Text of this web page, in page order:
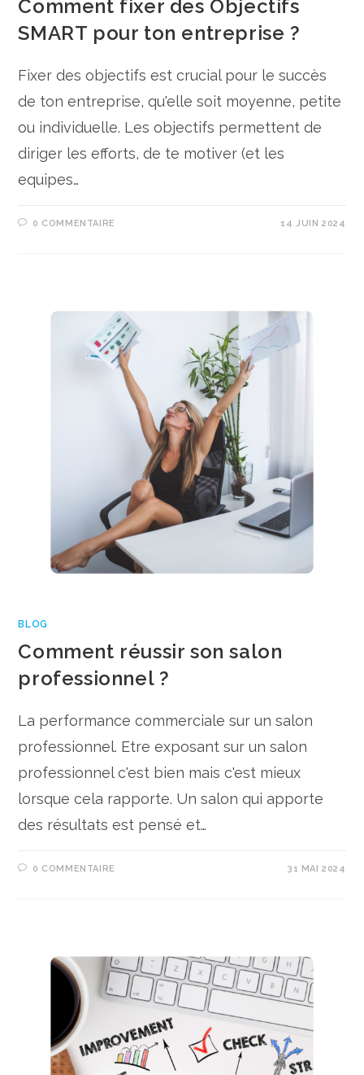
Comment fixer des Objectifs
SMART pour ton entreprise ?
Fixer des objectifs est crucial pour le succès
de ton entreprise, qu'elle soit moyenne, petite
ou individuelle. Les objectifs permettent de
diriger les efforts, de te motiver (et les
equipes…
0 COMMENTAIRE 14 JUIN 2024
BLOG
Comment réussir son salon
professionnel ?
La performance commerciale sur un salon
professionnel. Etre exposant sur un salon
professionnel c'est bien mais c'est mieux
lorsque cela rapporte. Un salon qui apporte
des résultats est pensé et…
0 COMMENTAIRE 31 MAI 2024